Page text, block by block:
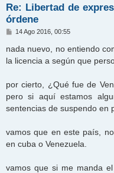
Re: Libertad de
órdene
M
n
s
14 Ago 2016, 00:55
nada nuevo, no entiendo
la licencia a según que
por cierto, ¿Qué fue de
pero si aquí estamos
sentencias de suspendo en
vamos que en este país,
en cuba o Venezuela.
vamos que si me manda